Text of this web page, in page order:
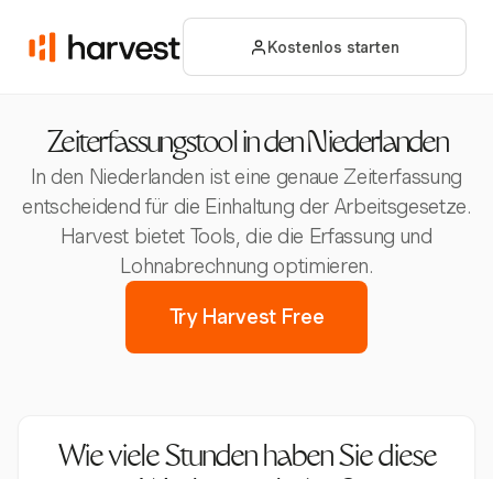
Kostenlos starten
Zeiterfassungstool in den Niederlanden
In den Niederlanden ist eine genaue Zeiterfassung
entscheidend für die Einhaltung der Arbeitsgesetze.
Harvest bietet Tools, die die Erfassung und
Lohnabrechnung optimieren.
Try Harvest Free
Wie viele Stunden haben Sie diese